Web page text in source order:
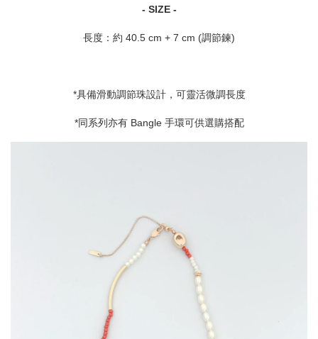
- SIZE -
長度：約 40.5 cm + 7 cm (調節鍊)
*具備滑動調節珠設計，可靈活微調長度
*同系列亦有 Bangle 手環可供選購搭配